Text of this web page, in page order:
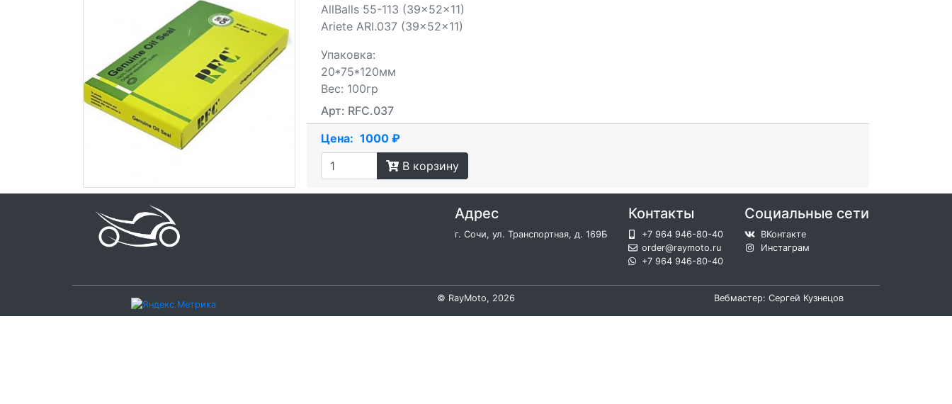
AllBalls 55-113 (39x52x11)
Ariete ARI.037 (39x52x11)
Упаковка:
20*75*120мм
Вес: 100гр
Арт: RFC.037
Цена: 1000 ₽
В корзину
Адрес
г. Сочи, ул. Транспортная, д. 169Б
Контакты
+7 964 946-80-40
order@raymoto.ru
+7 964 946-80-40
Социальные сети
ВКонтакте
Инстаграм
© RayMoto, 2026 Вебмастер: Сергей Кузнецов